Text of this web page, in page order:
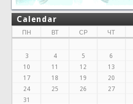
Calendar
ПН ВТ СР ЧТ
3
4 5 6
10
11 12 13
17
18 19 20
24
25 26 27
31